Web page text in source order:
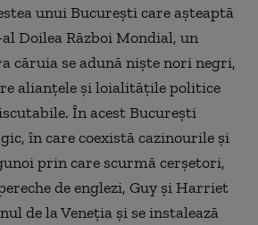
unui București care așteaptă
Doilea Război Mondial, un
căruia se adună niște nori negri,
alianțele și loialitățile politice
În acest București
în care coexistă cazinourile și
prin care scurmă cerșetori,
de englezi, Guy și Harriet
de la Veneția și se instalează